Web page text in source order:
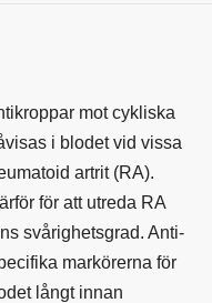
mot cykliska
i blodet vid vissa
artrit(RA).
för att utreda RA
svårighetsgrad. Anti-
markörerna för
långt innan